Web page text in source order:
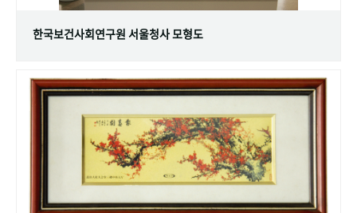
한국보건사회연구원 서울청사 모형도